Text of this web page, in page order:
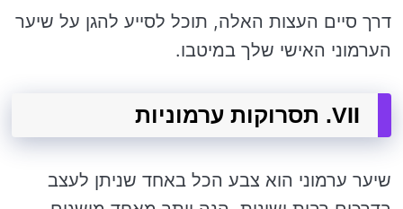
דרך סיים העצות האלה, תוכל לסייע להגן על שיער
הערמוני האישי שלך במיטבו.
VII. תסרוקות ערמוניות
שיער ערמוני הוא צבע הכל באחד שניתן לעצב